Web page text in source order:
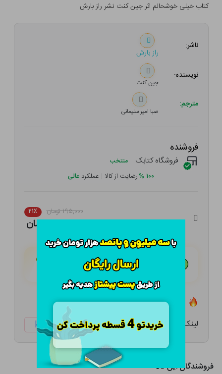
کتاب خیلی خوشحالم اثر جین کنت نشر راز بارش
ناشر:
راز بارش
نویسنده:
جین کنت
مترجم:
صبا امیر سلیمانی
فروشنده
فروشگاه کتابک منتخب
۱۰۰ %رضایت از کالا | عملکرد عالی
۱۹۵,۰۰۰ تومان ۲۱٪
۱۵۴,۰۵۰ تومان
هـر قسط با تــرب‌پــی:
تعداد ۲۱ عدد در انبار موجود است
لینک کوتاه: ketabtala.com/sbp-38302
فروشندگان این کالا